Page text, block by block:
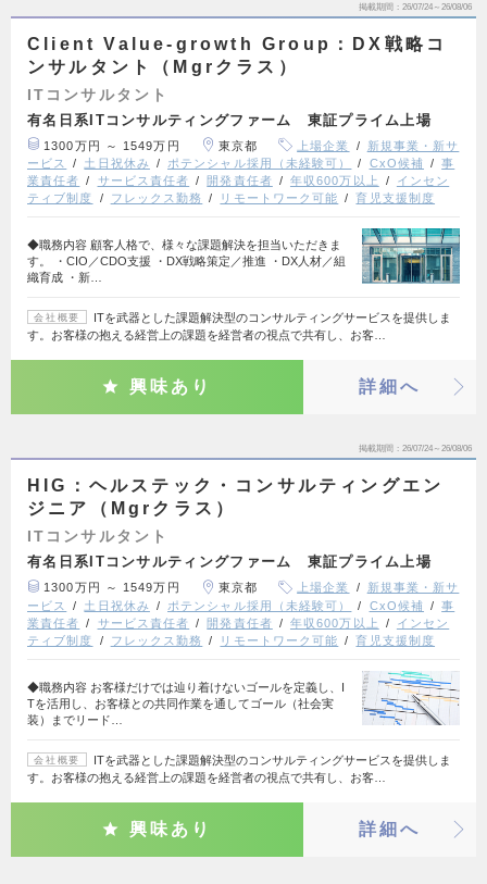
掲載期間 26/07/24～26/08/06
Client Value-growth Group：DX戦略コ
ンサルタント（Mgrクラス）
ITコンサルタント
有名日系ITコンサルティングファーム 東証プライム上場
1300万円 ～ 1549万円 東京都 上場企業
新規事業・新サ
ービス
土日祝休み ポテンシャル採用（未経験可） CxO候補
事
業責任者
サービス責任者 開発責任者 年収600万以上
インセン
ティブ制度
フレックス勤務 リモートワーク可能 育児支援制度
◆職務内容 顧客人格で、様々な課題解決を担当いただきま
す。 ・CIO／CDO支援 ・DX戦略策定／推進 ・DX人材／組
織育成 ・新…
会社概要
ITを武器とした課題解決型のコンサルティングサービスを提供しま
す。お客様の抱える経営上の課題を経営者の視点で共有し、お客…
興味あり 詳細へ
掲載期間 26/07/24～26/08/06
HIG：ヘルステック・コンサルティングエン
ジニア（Mgrクラス）
ITコンサルタント
有名日系ITコンサルティングファーム 東証プライム上場
1300万円 ～ 1549万円 東京都 上場企業
新規事業・新サ
ービス
土日祝休み ポテンシャル採用（未経験可） CxO候補
事
業責任者
サービス責任者 開発責任者 年収600万以上
インセン
ティブ制度
フレックス勤務 リモートワーク可能 育児支援制度
◆職務内容 お客様だけでは辿り着けないゴールを定義し、I
Tを活用し、お客様との共同作業を通してゴール（社会実
装）までリード…
会社概要
ITを武器とした課題解決型のコンサルティングサービスを提供しま
す。お客様の抱える経営上の課題を経営者の視点で共有し、お客…
興味あり 詳細へ